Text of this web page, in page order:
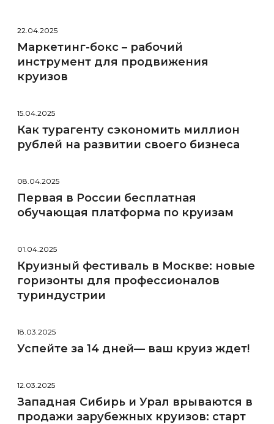
22.04.2025
Маркетинг-бокс – рабочий
инструмент для продвижения
круизов
15.04.2025
Как турагенту сэкономить миллион
рублей на развитии своего бизнеса
08.04.2025
Первая в России бесплатная
обучающая платформа по круизам
01.04.2025
Круизный фестиваль в Москве: новые
горизонты для профессионалов
туриндустрии
18.03.2025
Успейте за 14 дней— ваш круиз ждет!
12.03.2025
Западная Сибирь и Урал врываются в
продажи зарубежных круизов: старт